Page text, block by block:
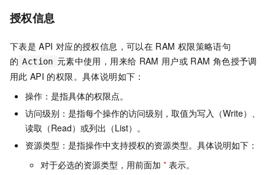
授权信息
下表是 API 对应的授权信息，可以在 RAM 权限策略语句
的 Action 元素中使用，用来给 RAM 用户或 RAM 角色授予调
用此 API 的权限。具体说明如下：
操作：是指具体的权限点。
访问级别：是指每个操作的访问级别，取值为写入（Write）、
读取（Read）或列出（List）。
资源类型：是指操作中支持授权的资源类型。具体说明如下：
对于必选的资源类型，用前面加 * 表示。